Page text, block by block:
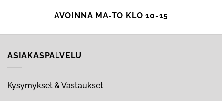
AVOINNA MA-TO KLO 10-15
ASIAKASPALVELU
Kysymykset & Vastaukset